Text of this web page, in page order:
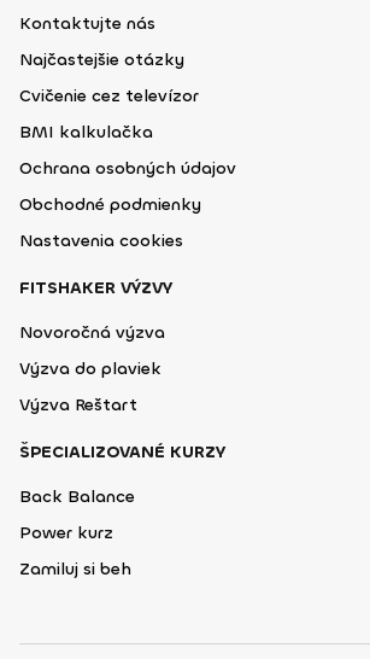
Kontaktujte nás
Najčastejšie otázky
Cvičenie cez televízor
BMI kalkulačka
Ochrana osobných údajov
Obchodné podmienky
Nastavenia cookies
FITSHAKER VÝZVY
Novoročná výzva
Výzva do plaviek
Výzva Reštart
ŠPECIALIZOVANÉ KURZY
Back Balance
Power kurz
Zamiluj si beh